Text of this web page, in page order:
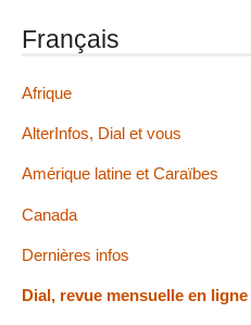
Français
Afrique
AlterInfos, Dial et vous
Amérique latine et Caraïbes
Canada
Dernières infos
Dial, revue mensuelle en ligne